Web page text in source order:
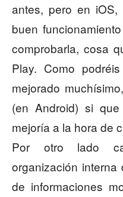
antes, pero en
buen
comprobarla, cosa
Play. Como
mejorado
(en Android) si
mejoría a la hora de
Por otro lado
organización
de informaciones